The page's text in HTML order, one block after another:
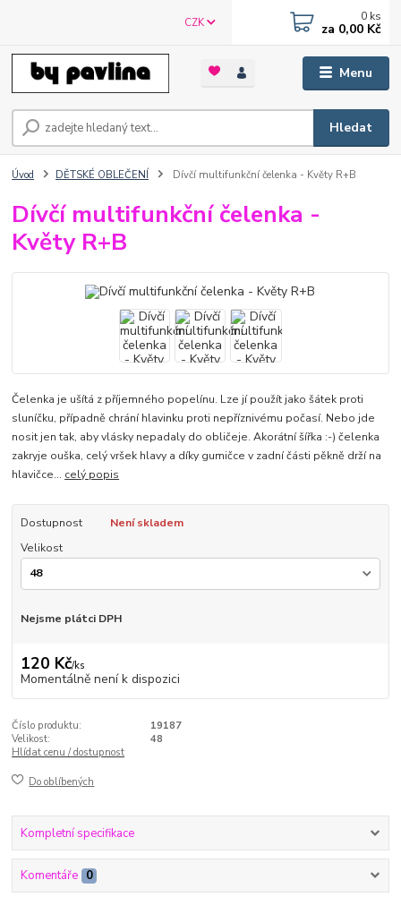
Menu
CZK
Hledat
0 ks
za 0,00 Kč
Úvod DĚTSKÉ OBLEČENÍ Dívčí multifunkční čelenka - Květy R+B
Dívčí multifunkční čelenka -
Květy R+B
Čelenka je ušítá z příjemného popelínu. Lze jí použít jako šátek proti
sluníčku, případně chrání hlavinku proti nepříznivému počasí. Nebo jde
nosit jen tak, aby vlásky nepadaly do obličeje. Akorátní šířka :-) čelenka
zakryje ouška, celý vršek hlavy a díky gumičce v zadní části pěkně drží na
hlavičce... celý popis
Dostupnost
Není skladem
Velikost
Nejsme plátci DPH
120 Kč/ks
Momentálně není k dispozici
Číslo produktu:
19187
Velikost:
48
Hlídat cenu / dostupnost
Do oblíbených
Kompletní specifikace
Komentáře 0